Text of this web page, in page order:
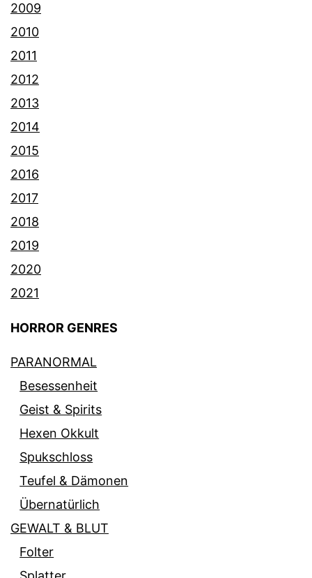
2009
2010
2011
2012
2013
2014
2015
2016
2017
2018
2019
2020
2021
HORROR GENRES
PARANORMAL
Besessenheit
Geist & Spirits
Hexen Okkult
Spukschloss
Teufel & Dämonen
Übernatürlich
GEWALT & BLUT
Folter